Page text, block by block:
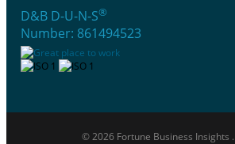
D&B D-U-N-S®
Number: 861494523
© 2026 Fortune Business Insights